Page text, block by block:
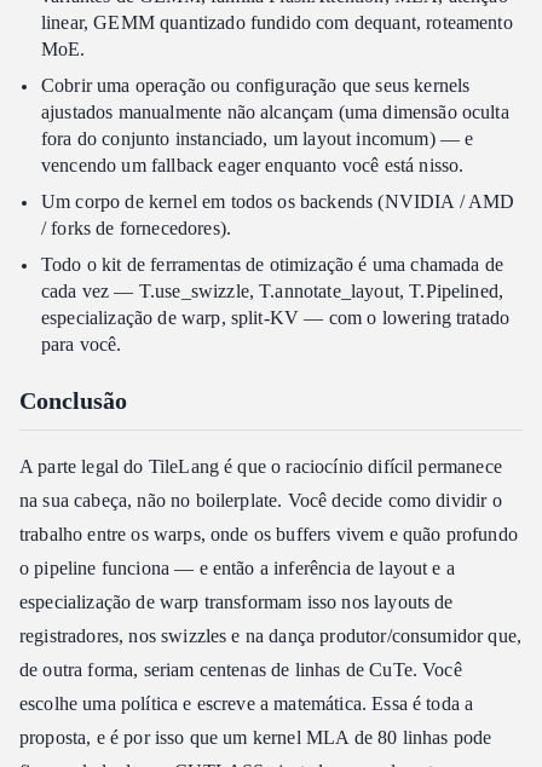
linear, GEMM quantizado fundido com dequant, roteamento
MoE.
Cobrir uma operação ou configuração que seus kernels
ajustados manualmente não alcançam (uma dimensão oculta
fora do conjunto instanciado, um layout incomum) — e
vencendo um fallback eager enquanto você está nisso.
Um corpo de kernel em todos os backends (NVIDIA / AMD
/ forks de fornecedores).
Todo o kit de ferramentas de otimização é uma chamada de
cada vez — T.use_swizzle, T.annotate_layout, T.Pipelined,
especialização de warp, split-KV — com o lowering tratado
para você.
Conclusão
A parte legal do TileLang é que o raciocínio difícil permanece
na sua cabeça, não no boilerplate. Você decide como dividir o
trabalho entre os warps, onde os buffers vivem e quão profundo
o pipeline funciona — e então a inferência de layout e a
especialização de warp transformam isso nos layouts de
registradores, nos swizzles e na dança produtor/consumidor que,
de outra forma, seriam centenas de linhas de CuTe. Você
escolhe uma política e escreve a matemática. Essa é toda a
proposta, e é por isso que um kernel MLA de 80 linhas pode